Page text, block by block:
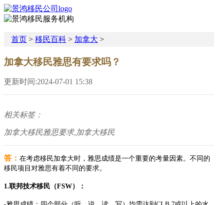
首页 > 移民百科 > 加拿大 >
加拿大移民雅思有要求吗？
更新时间:2024-07-01 15:38
相关标签：
加拿大移民雅思要求,加拿大移民
答： 在考虑移民加拿大时，雅思成绩是一个重要的考量因素。不同的
移民项目对雅思有着不同的要求。
1.联邦技术移民（FSW）：